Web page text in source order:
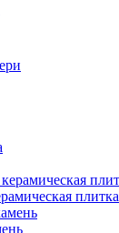
плитка